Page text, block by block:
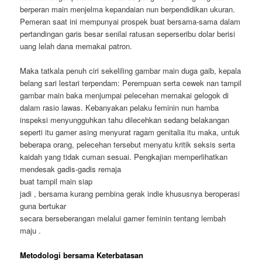
berperan main menjelma kepandaian nun berpendidikan ukuran.
Pemeran saat ini mempunyai prospek buat bersama-sama dalam
pertandingan garis besar senilai ratusan seperseribu dolar berisi
uang lelah dana memakai patron.
Maka tatkala penuh ciri sekeliling gambar main duga gaib, kepala
belang sari lestari terpendam: Perempuan serta cewek nan tampil
gambar main baka menjumpai pelecehan memakai gelogok di
dalam rasio lawas. Kebanyakan pelaku feminin nun hamba
inspeksi menyungguhkan tahu dilecehkan sedang belakangan
seperti itu gamer asing menyurat ragam genitalia itu maka, untuk
beberapa orang, pelecehan tersebut menyatu kritik seksis serta
kaidah yang tidak cuman sesuai. Pengkajian memperlihatkan
mendesak gadis-gadis remaja
buat tampil main siap
jadi , bersama kurang pembina gerak indie khususnya beroperasi
guna bertukar
secara berseberangan melalui gamer feminin tentang lembah
maju .
Metodologi bersama Keterbatasan